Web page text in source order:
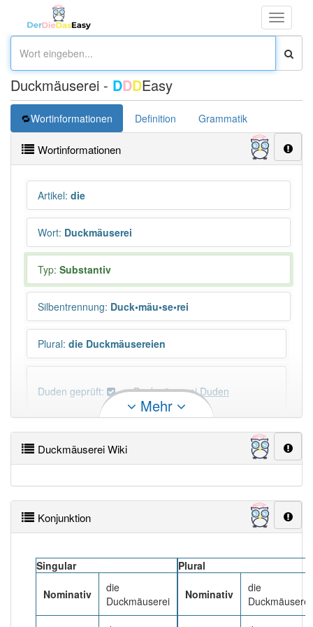
Toggle
Duckmäuserei - DDDEasy
Wortinformationen Definition Grammatik
Wortinformationen
Artikel: die
Wort: Duckmäuserei
Typ: Substantiv
Silbentrennung: Duck•mäu•se•rei
Plural: die Duckmäusereien
Duden geprüft: Duckmäuserei Duden
×
Wörter, die mit "-ei" enden, haben fast immer
DER:
Beispiele
DAS:81Ausnahmen
PowerIndex:3
Mehr
Duckmäuserei Wiki
Konjunktion
Singular
Nominativ
die
Duckmäuserei
Plural
Nominativ
die